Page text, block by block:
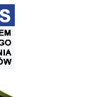
mieszkańców SISMS